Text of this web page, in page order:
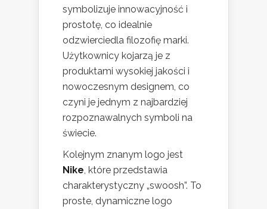
symbolizuje innowacyjność i
prostotę, co idealnie
odzwierciedla filozofię marki.
Użytkownicy kojarzą je z
produktami wysokiej jakości i
nowoczesnym designem, co
czyni je jednym z najbardziej
rozpoznawalnych symboli na
świecie.
Kolejnym znanym logo jest
Nike , które przedstawia
charakterystyczny „swoosh”. To
proste, dynamiczne logo